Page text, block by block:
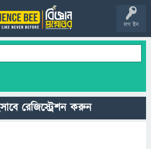
লগ ইন
রেজিস্ট্রেশন করুন